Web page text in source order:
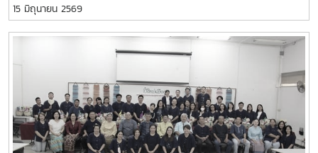
ศาสตร์ ได้นำเสนอผลงานวิจัยเด่น รวมถึงหน่วยปฏิบัติการและห้อง
ปฏิบัติการเฉพาะทางของแต่ละหลักสูตร ก่อนนำเยี่ยมชมห้อง
ปฏิบัติการและหน่วยวิจัยต่าง ๆ ภายในคณะฯ เพื่อแลกเปลี่ยนองค์
อนาคตFaculty of Engineering and Agro-Industry, Maejo
University Welcomes Professor Ken’ichi Yano from Mie
University, Japan, for Academic Collaboration
Discussion and Student Exchange OpportunitiesOn
ป๋าเวณีปี๋ใหม่เมือง” ประจำปี 2569ในการนี้ คณะวิศวกรรมและ
อุตสาหกรรมเกษตรได้ร่วมตั้งแถวขบวนอย่างเป็นระเบียบ โดยมี ผู้
ช่วยศาสตราจารย์ ดร.ธีระพล เสนพันธุ์ เป็นผู้ถือป้ายประจำขบวน
สะท้อนถึงความพร้อมเพรียงและความเป็นหนึ่งเดียวของบุคลากร
ในคณะฯกิจกรรมดังกล่าวจัดขึ้นเพื่อสืบสานประเพณีปีใหม่เมือง
ของชาวล้านนา และเปิดโอกาสให้บุคลากรได้ร่วมแสดงความเคารพ
คารวะ และขอพรจากผู้อาวุโสและผู้บริหารมหาวิทยาลัย อันเป็นการ
ส่งเสริมคุณค่าทางวัฒนธรรมและความสัมพันธ์อันดีภายในองค์กร
15 มิถุนายน 2569